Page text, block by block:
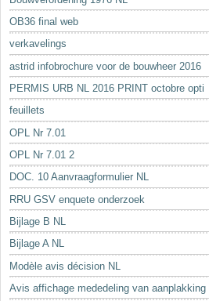
OB36 final web
verkavelings
astrid infobrochure voor de bouwheer 2016
PERMIS URB NL 2016 PRINT octobre opti
feuillets
OPL Nr 7.01
OPL Nr 7.01 2
DOC. 10 Aanvraagformulier NL
RRU GSV enquete onderzoek
Bijlage B NL
Bijlage A NL
Modèle avis décision NL
Avis affichage mededeling van